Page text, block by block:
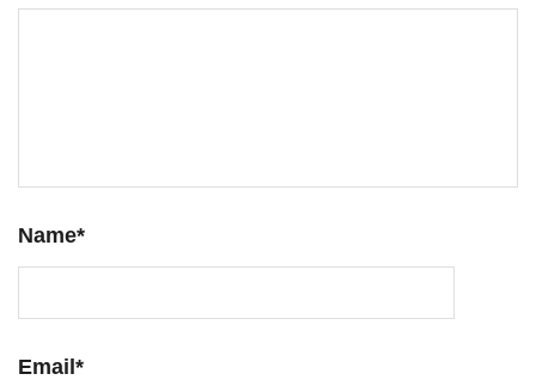
Name*
Email *